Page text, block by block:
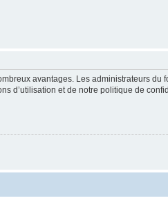
avantages. Les administrateurs
d’utilisation et de notre politique de